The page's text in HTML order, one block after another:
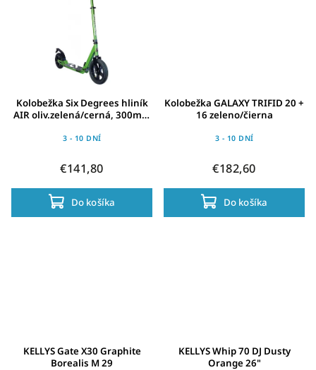
Kolobežka Six Degrees hliník
AIR oliv.zelená/cerná, 300mm
3 - 10 DNÍ
€141,80
Do košíka
Kolobežka GALAXY TRIFID 20 +
16 zeleno/čierna
3 - 10 DNÍ
€182,60
Do košíka
KELLYS Gate X30 Graphite
Borealis M 29
KELLYS Whip 70 DJ Dusty
Orange 26"